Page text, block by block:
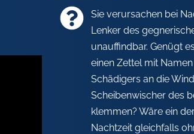
Sie verursachen bei
Lenker des
unauffindbar. Genügt
einen Zettel mit
Schädigers an die
Scheibenwischer des
klemmen? Wäre ein
Nachtzeit gleichfalls